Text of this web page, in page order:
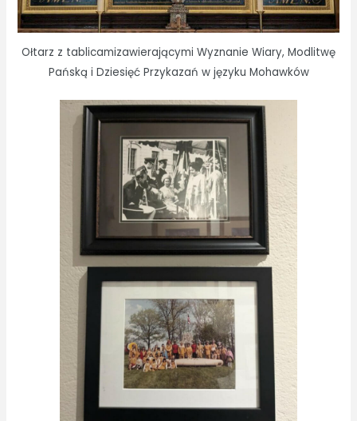
Ołtarz z tablicamizawierającymi Wyznanie Wiary, Modlitwę
Pańską i Dziesięć Przykazań w języku Mohawków